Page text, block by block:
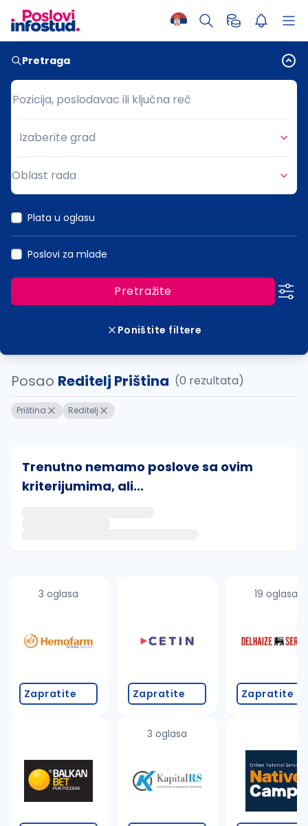
Pretraga
Pozicija, poslodavac ili ključna reč
Pozicija, poslodavac ili ključna reč
Grad
Izaberite grad
Oblast rada
Plata u oglasu
Poslovi za mlade
Pretražite
Poništite filtere
Posao Reditelj Priština (0 rezultata)
Priština Reditelj
Trenutno nemamo poslove sa ovim
kriterijumima, ali...
proverite pravopisne greške (koristite č, ć, š, đ,
promenite odabrane filtere pretrage
3 oglasa
Zapratite Zapratite
3 oglasa
19 oglasa
Zapratite